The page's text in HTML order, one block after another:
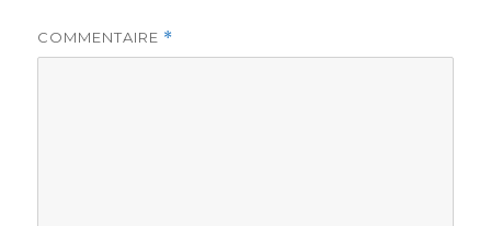
COMMENTAIRE *